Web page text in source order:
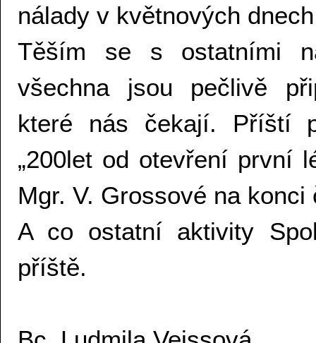
nálady v květnových
Těším se s ostatními
všechna jsou pečlivě
které nás čekají. Příští
„200let od otevření první
Mgr. V. Grossové na konci
A co ostatní aktivity
příště.